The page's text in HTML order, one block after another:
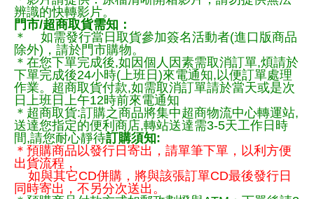
辨識的快轉影片。
門市/超商取貨需知：
＊ 如需發行當日取貨參加簽名活動者(進口版商品
除外)，請於門市購物。
＊在您下單完成後,如因個人因素需取消訂單,煩請於
下單完成後24小時(上班日)來電通知,以便訂單處理
作業。超商取貨付款,如需取消訂單請於當天或是次
日上班日上午12時前來電通知
＊超商取貨:訂購之商品將集中超商物流中心轉運站,
送達您指定的便利商店,轉站送達需3-5天工作日時
間,請您耐心靜待訂購須知:
＊預購商品以發行日寄出，請單筆下單，以利方便
出貨流程，
如與其它CD併購，將與該張訂單CD最後發行日
同時寄出，不另分次送出。